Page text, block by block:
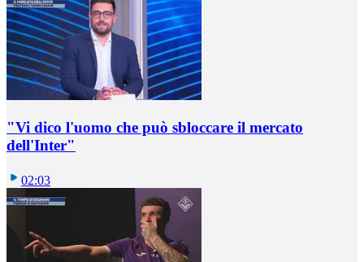
"Vi dico l'uomo che può sbloccare il mercato
dell'Inter"
02:03